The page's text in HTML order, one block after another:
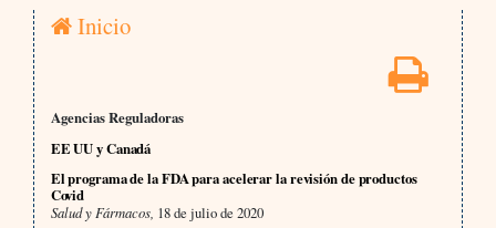
Inicio
Agencias Reguladoras
EE UU y Canadá
El programa de la FDA para acelerar la revisión de productos
Covid
Salud y Fármacos, 18 de julio de 2020